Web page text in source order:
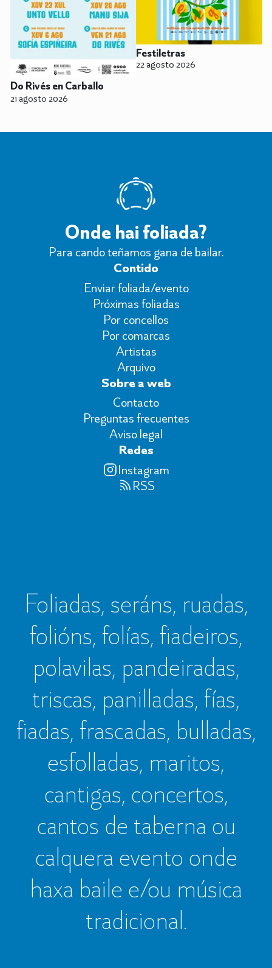
Do Rivés en Carballo
21 agosto 2026
Festiletras
22 agosto 2026
Onde hai foliada?
Para cando teñamos gana de bailar.
Contido
Enviar foliada/evento
Próximas foliadas
Por concellos
Por comarcas
Artistas
Arquivo
Sobre a web
Contacto
Preguntas frecuentes
Aviso legal
Redes
Instagram
RSS
Foliadas, seráns, ruadas,
folións, folías, fiadeiros,
polavilas, pandeiradas,
triscas, panilladas, fías,
fiadas, frascadas, bulladas,
esfolladas, maritos,
cantigas, concertos,
cantos de taberna ou
calquera evento onde
haxa baile e/ou música
tradicional.